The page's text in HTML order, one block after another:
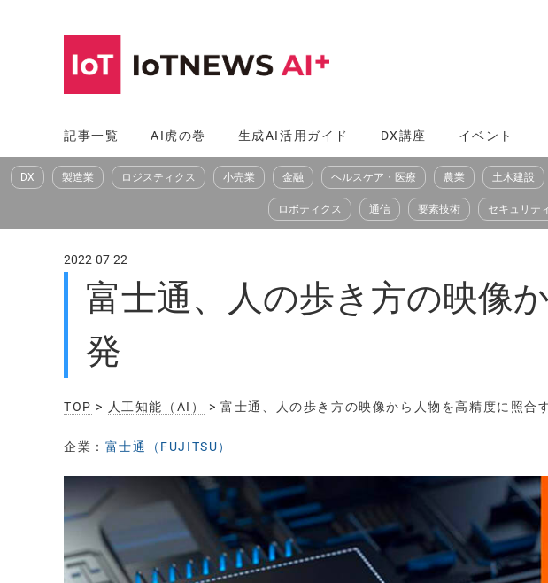
へ
ス
記事一覧 AI虎の巻 生成AI活用ガイド DX講座 イベント
DX 製造業 ロジスティクス 小売業 金融 ヘルスケア・医療 農業 土木建設
ロボティクス 通信 要素技術 セキュリテ
2022-07-22
富士通、人の歩き方の映像
発
TOP > 人工知能（AI） > 富士通、人の歩き方の映像から人物を高精度に照合
企業： 富士通（FUJITSU）